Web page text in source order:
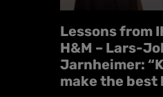
Lessons from
H&M – Lars-
Jarnheimer:
make the best